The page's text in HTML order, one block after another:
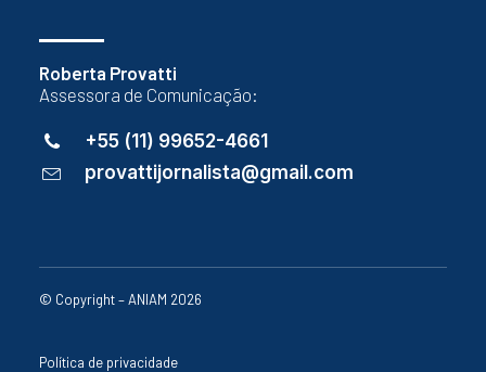
Roberta Provatti
Assessora de Comunicação:
+55 (11) 99652-4661
provattijornalista@gmail.com
© Copyright – ANIAM 2026
Política de privacidade